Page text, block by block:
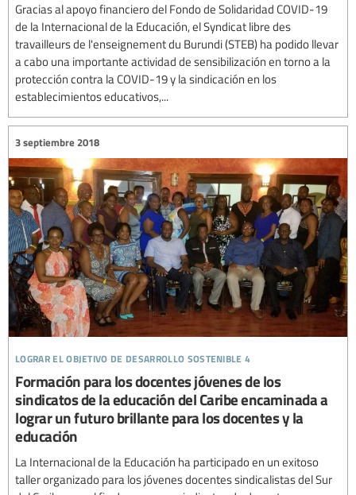
Gracias al apoyo financiero del Fondo de Solidaridad COVID-19
de la Internacional de la Educación, el Syndicat libre des
travailleurs de l'enseignement du Burundi (STEB) ha podido llevar
a cabo una importante actividad de sensibilización en torno a la
protección contra la COVID-19 y la sindicación en los
establecimientos educativos,...
lograr el objetivo de desarrollo sostenible 4
3 septiembre 2018
Formación para los docentes jóvenes de los
sindicatos de la educación del Caribe encaminada a
lograr un futuro brillante para los docentes y la
educación
La Internacional de la Educación ha participado en un exitoso
taller organizado para los jóvenes docentes sindicalistas del Sur